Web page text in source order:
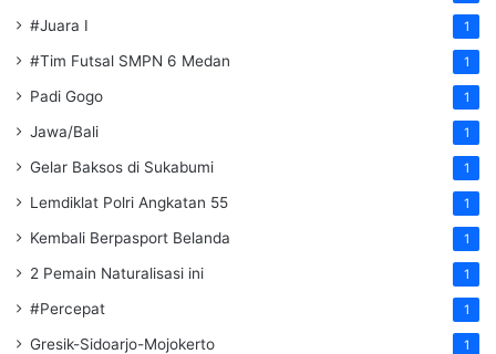
#Juara I 1
#Tim Futsal SMPN 6 Medan 1
Padi Gogo 1
Jawa/Bali 1
Gelar Baksos di Sukabumi 1
Lemdiklat Polri Angkatan 55 1
Kembali Berpasport Belanda 1
2 Pemain Naturalisasi ini 1
#Percepat 1
Gresik-Sidoarjo-Mojokerto 1